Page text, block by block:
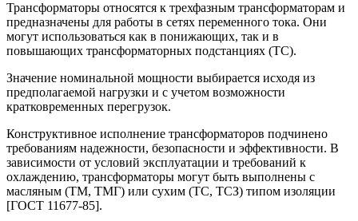
Трансформаторы относятся к трехфазным трансформаторам и
предназначены для работы в сетях переменного тока. Они
могут использоваться как в понижающих, так и в
повышающих трансформаторных подстанциях (ТС).
Значение номинальной мощности выбирается исходя из
предполагаемой нагрузки и с учетом возможности
кратковременных перегрузок.
Конструктивное исполнение трансформаторов подчинено
требованиям надежности, безопасности и эффективности. В
зависимости от условий эксплуатации и требований к
охлаждению, трансформаторы могут быть выполнены с
масляным (ТМ, ТМГ) или сухим (ТС, ТСЗ) типом изоляции
[ГОСТ 11677-85].